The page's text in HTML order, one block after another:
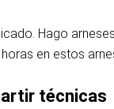
Hago
en estos
técnicas